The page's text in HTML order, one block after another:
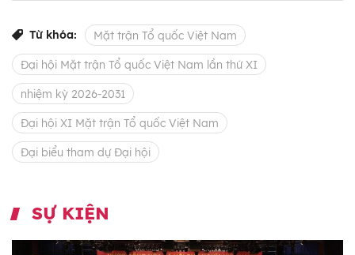
Từ khóa: Mặt trận Tổ quốc Việt Nam
Đại hội Mặt trận Tổ quốc Việt Nam lần thứ XI
nhiệm kỳ 2026-2031
Đại hội XI Mặt trận Tổ quốc Việt Nam
Đại biểu tham dự Đại hội
SỰ KIỆN